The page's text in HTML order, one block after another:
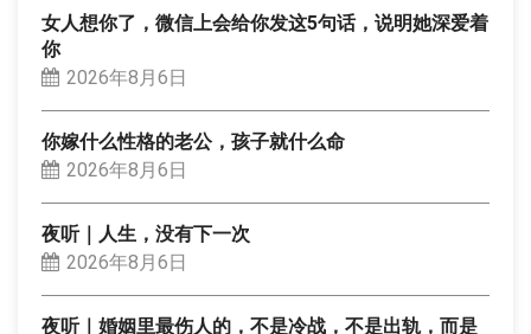
女人想你了，微信上会给你发这5句话，说明她深爱着
你
2026年8月6日
你嫁什么性格的老公，孩子就什么命
2026年8月6日
夜听｜人生，没有下一次
2026年8月6日
夜听｜婚姻里最伤人的，不是冷战，不是出轨，而是